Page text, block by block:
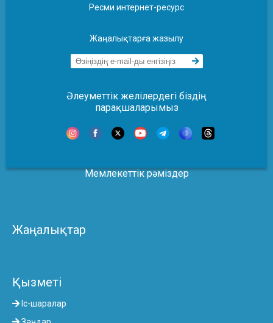
Ресми интернет-ресурс
Жаңалықтарға жазылу
Әлеуметтік желілердегі біздің
парақшаларымыз
Мемлекеттік рәміздер
Жаңалықтар
Қызметі
Іс-шаралар